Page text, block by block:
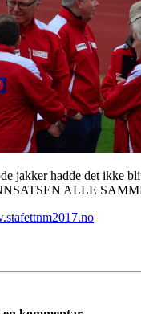
jakker hadde det ikke
ALLE